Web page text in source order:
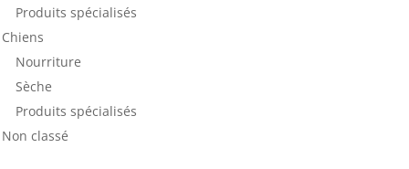
Produits spécialisés
Chiens
Nourriture
Sèche
Produits spécialisés
Non classé